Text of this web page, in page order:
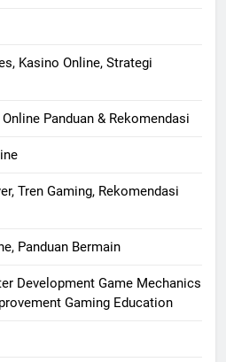
Kasino Online, Strategi
Panduan & Rekomendasi
Tren Gaming, Rekomendasi
Panduan Bermain
Development Game Mechanics
Gaming Education